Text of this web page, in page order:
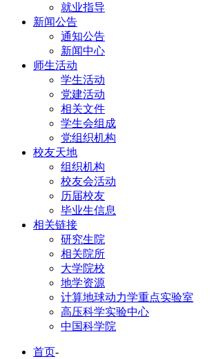
就业指导
新闻公告
通知公告
新闻中心
师生活动
学生活动
党建活动
相关文件
学生会组成
党组织机构
校友天地
组织机构
校友会活动
历届校友
毕业生信息
相关链接
研究生院
相关院所
大学院校
地学资源
计算地球动力学重点实验室
高压科学实验中心
中国科学院
首页-